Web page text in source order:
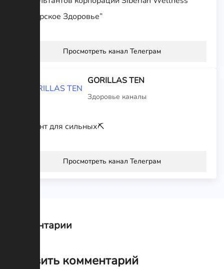
“Сибирское Здоровье”
Просмотреть канал Телеграм
GORILLAS TEN
Здоровье каналы
Контент для сильных⛏
Просмотреть канал Телеграм
Комментарии
Оставить комментарий